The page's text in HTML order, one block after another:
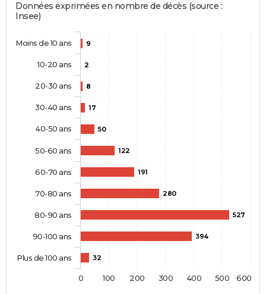
Données exprimées en nombre de décès (source :
Insee)
9
2
8
17
50
122
191
280
527
394
32
Moins de 10 ans
10-20 ans
20-30 ans
30-40 ans
40-50 ans
50-60 ans
60-70 ans
70-80 ans
80-90 ans
90-100 ans
Plus de 100 ans
0 100 200 300 400 500 600